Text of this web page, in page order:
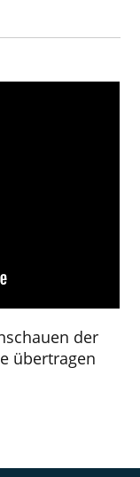
der
übertragen